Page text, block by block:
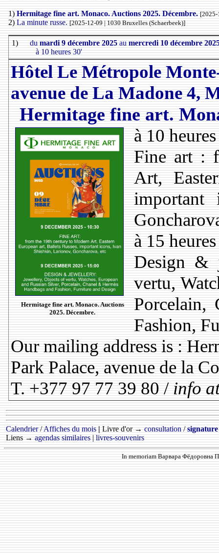
1)Hermitage fine art. Monaco. Auctions 2025. Décembre. [2025-
2)La minute russe.[2025-12-09 | 1030 Bruxelles (Schaerbeek)]
1) dumardi 9 décembre 2025aumercredi 10 décembre
à 10 heures 30'
Hôtel Le Métropole
avenue de La Madone 4,
Hermitage fine art.
Hermitage fine art. Monaco. Auctions
2025. Décembre.
à 10
Fine art :
Art,
important
à 15 heures
Design &
vertu,
Porcelain,
Fashion,
Our mailing address is :
Park Palace, avenue de la
T. +377 97 77 39 80 /info
Calendrier/Affiches du mois |Livre d'or →consultation/signature
Liens →agendas similaires|livres-souvenirs
In memoriam Варвара Фёдоровна